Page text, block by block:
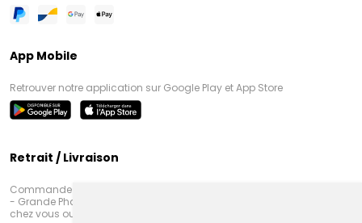
App Mobile
Retrouver notre application sur Google Play et App Store
Retrait / Livraison
Commandez en ligne et venez chercher votre commande à Amiens
- Grande Pharmacie d’Amiens (Fachon) ou recevez-là rapidement
chez vous ou en point retrait